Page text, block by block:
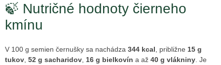
🍃 Nutričné hodnoty čierneho
kmínu
V 100 g semien černušky sa nachádza 344 kcal , približne 15 g
tukov 52 g sacharidov 16 g bielkovín a až 40 g vlákniny . Je